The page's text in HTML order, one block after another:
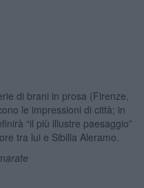
di brani in prosa (Firenze,
le impressioni di città; in
“il più illustre paesaggio”
tra lui e Sibilla Aleramo.